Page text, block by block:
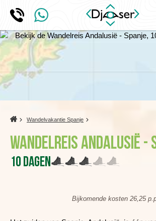
Home Wandelvakantie Spanje
Wandelreis Andalusië -
10 dagen
Bijkomende kosten 26,25